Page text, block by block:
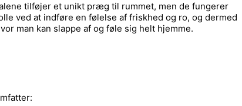
tilføjer et unikt præg til rummet, men de fungerer
ved at indføre en følelse af friskhed og ro, og dermed
man kan slappe af og føle sig helt hjemme.